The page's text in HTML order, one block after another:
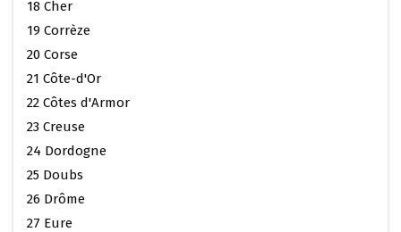
18 Cher
19 Corrèze
20 Corse
21 Côte-d'Or
22 Côtes d'Armor
23 Creuse
24 Dordogne
25 Doubs
26 Drôme
27 Eure